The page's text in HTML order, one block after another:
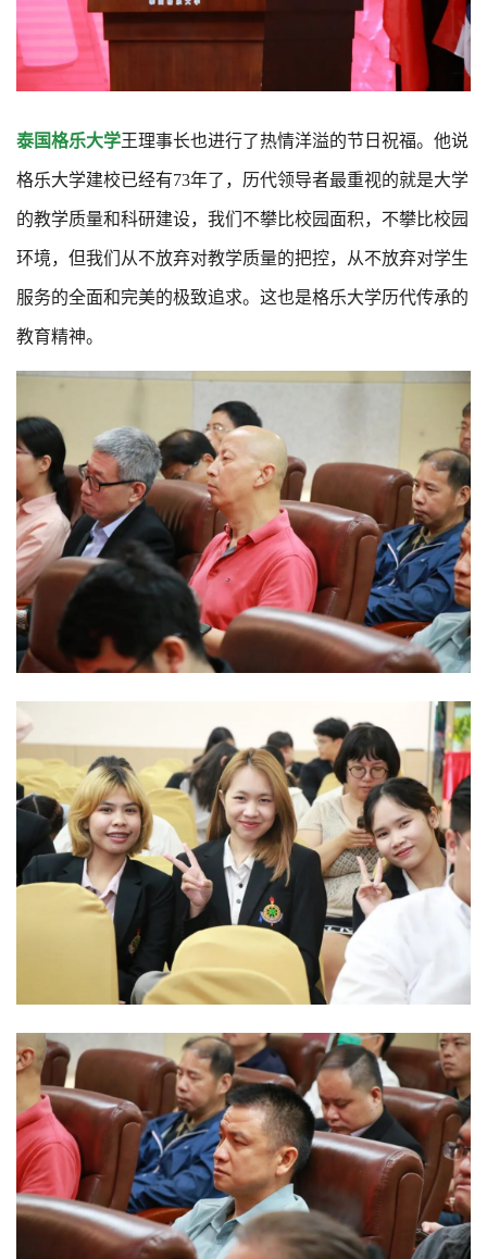
泰国格乐大学王理事长也进行了热情洋溢的节日祝福。他说
格乐大学建校已经有73年了，历代领导者最重视的就是大学
的教学质量和科研建设，我们不攀比校园面积，不攀比校园
环境，但我们从不放弃对教学质量的把控，从不放弃对学生
服务的全面和完美的极致追求。这也是格乐大学历代传承的
教育精神。